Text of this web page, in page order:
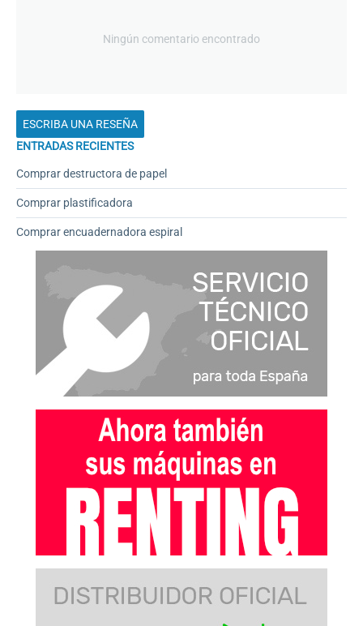
Ningún comentario encontrado
ESCRIBA UNA RESEÑA
ENTRADAS RECIENTES
Comprar destructora de papel
Comprar plastificadora
Comprar encuadernadora espiral